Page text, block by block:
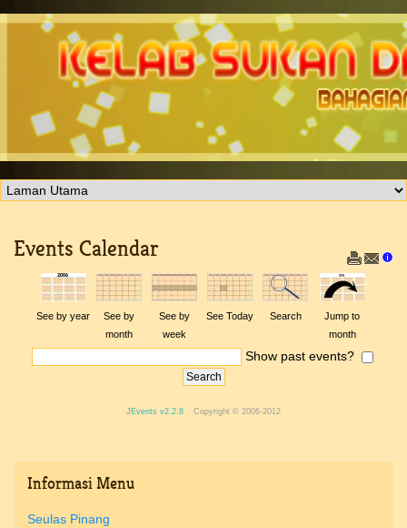
Events Calendar
See by year
See by
month
See by
week
See Today Search
Jump to
month
Show past events?
JEvents v2.2.8 Copyright © 2006-2012
InformasiMenu
Seulas Pinang